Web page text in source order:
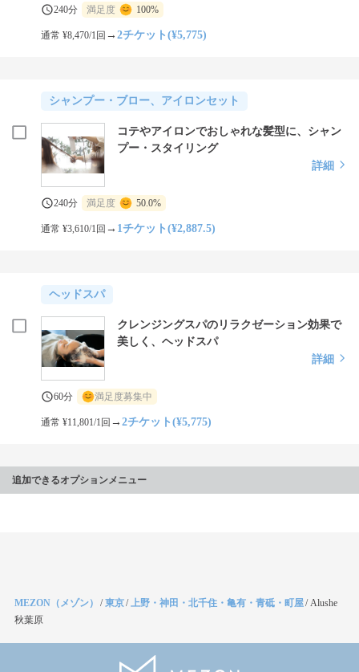
240分 満足度 100%
通常 ¥8,470/1回 →2チケット(¥5,775)
シャンプー・ブロー、アイロンセット
コテやアイロンでおしゃれな髪型に、シャン
プー・スタイリング
詳細
240分 満足度 50.0%
通常 ¥3,610/1回 → 1チケット(¥2,887.5)
ヘッドスパ
クレンジングスパのリラクゼーション効果で
美しく、ヘッドスパ
詳細
60分 満足度募集中
通常 ¥11,801/1回 →2チケット(¥5,775)
追加できるオプションメニュー
MEZON（メゾン） /東京/上野・神田・北千住・亀有・青砥・町屋/Alushe
秋葉原